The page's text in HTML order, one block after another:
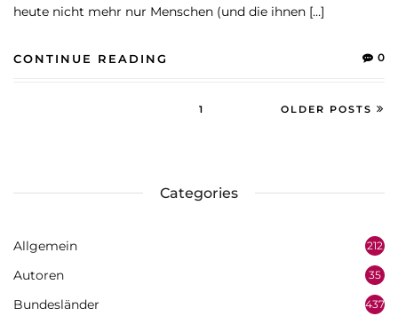
heute nicht mehr nur Menschen (und die ihnen […]
CONTINUE READING 0
1 OLDER POSTS
Categories
Allgemein 212
Autoren 35
Bundesländer 437